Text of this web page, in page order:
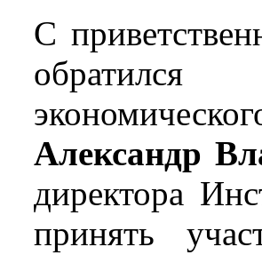
С
обратился
Александр
директора
принять